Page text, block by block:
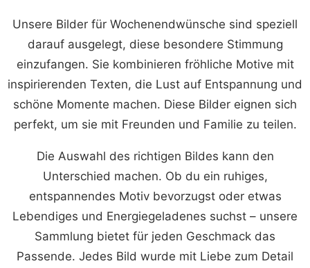
Unsere Bilder für Wochenendwünsche sind speziell
darauf ausgelegt, diese besondere Stimmung
einzufangen. Sie kombinieren fröhliche Motive mit
inspirierenden Texten, die Lust auf Entspannung und
schöne Momente machen. Diese Bilder eignen sich
perfekt, um sie mit Freunden und Familie zu teilen.
Die Auswahl des richtigen Bildes kann den
Unterschied machen. Ob du ein ruhiges,
entspannendes Motiv bevorzugst oder etwas
Lebendiges und Energiegeladenes suchst – unsere
Sammlung bietet für jeden Geschmack das
Passende. Jedes Bild wurde mit Liebe zum Detail